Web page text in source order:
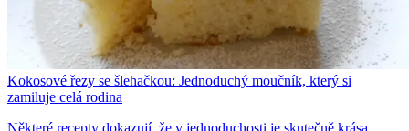
Kokosové řezy se šlehačkou: Jednoduchý moučník, který si
zamiluje celá rodina
Některé recepty dokazují, že v jednoduchosti je skutečně krása.